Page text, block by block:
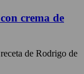
crema de
de Rodrigo de